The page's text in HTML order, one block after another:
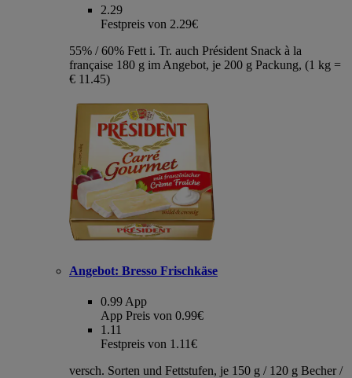
2.29
Festpreis von 2.29€
55% / 60% Fett i. Tr. auch Président Snack à la
française 180 g im Angebot, je 200 g Packung, (1 kg =
€ 11.45)
Angebot: Bresso Frischkäse
0.99 App
App Preis von 0.99€
1.11
Festpreis von 1.11€
versch. Sorten und Fettstufen, je 150 g / 120 g Becher /